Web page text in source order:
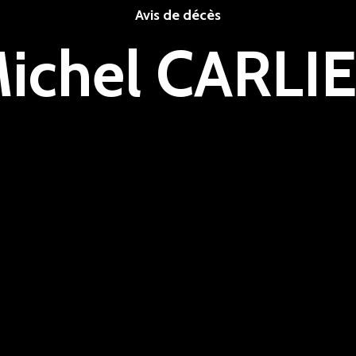
Avis de décès